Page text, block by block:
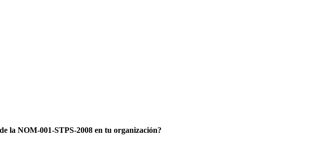
la NOM-001-STPS-2008 en tu organización?